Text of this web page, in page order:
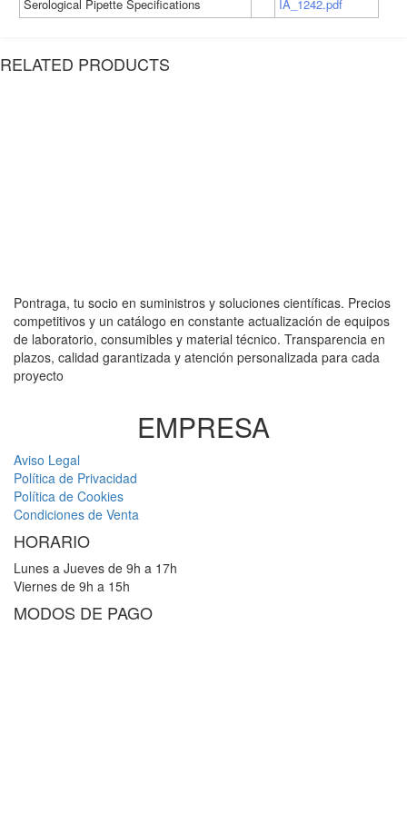
Serological Pipette Specifications
IA_1242.pdf
RELATED PRODUCTS
Pontraga, tu socio en suministros y soluciones científicas. Precios
competitivos y un catálogo en constante actualización de equipos
de laboratorio, consumibles y material técnico. Transparencia en
plazos, calidad garantizada y atención personalizada para cada
proyecto
EMPRESA
Aviso Legal
Política de Privacidad
Política de Cookies
Condiciones de Venta
HORARIO
Lunes a Jueves de 9h a 17h
Viernes de 9h a 15h
MODOS DE PAGO